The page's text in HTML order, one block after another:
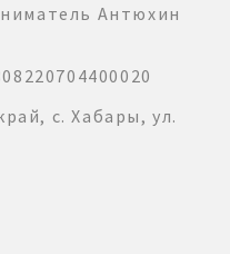
Антюхин
с. Хабары, ул.